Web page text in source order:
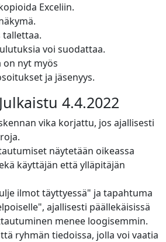
Exceliin.
tallettaa.
voi suodattaa.
on nyt myös
ja jäsenyys.
4.4.2022
vika korjattu, jos ajallisesti
näytetään oikeassa
käyttäjän että ylläpitäjän
ilmot täyttyessä" ja tapahtuma
ajallisesti päällekäisissä
menee loogisemmin.
ryhmän tiedoissa, jolla voi vaatia